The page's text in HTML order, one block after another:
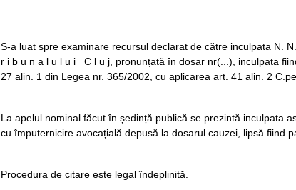
S-a luat spre examinare recursul declarat de către inculpata N.
r i b u n a l u l u i C l u j, pronunțată în dosar nr(...), inculpata
27 alin. 1 din Legea nr. 365/2002, cu aplicarea art. 41 alin. 2
La apelul nominal făcut în ședință publică se prezintă inculpata
cu împuternicire avocațială depusă la dosarul cauzei, lipsă fiind
Procedura de citare este legal îndeplinită.